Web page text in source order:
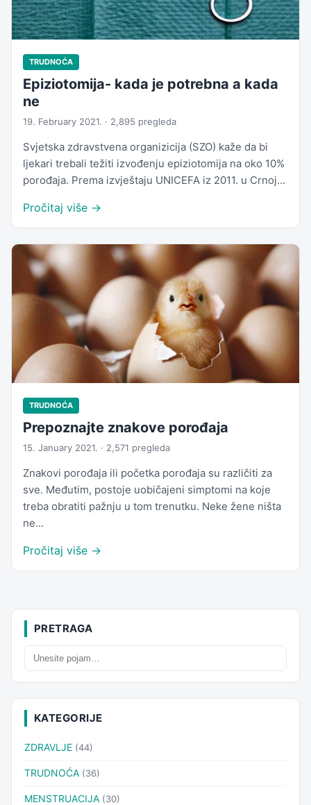
TRUDNOĆA
Epiziotomija- kada je potrebna a kada
ne
19. February 2021. · 2,895 pregleda
Svjetska zdravstvena organizicija (SZO) kaže da bi
ljekari trebali težiti izvođenju epiziotomija na oko 10%
porođaja. Prema izvještaju UNICEFA iz 2011. u Crnoj...
Pročitaj više →
TRUDNOĆA
Prepoznajte znakove porođaja
15. January 2021. · 2,571 pregleda
Znakovi porođaja ili početka porođaja su različiti za
sve. Međutim, postoje uobičajeni simptomi na koje
treba obratiti pažnju u tom trenutku. Neke žene ništa
ne...
Pročitaj više →
PRETRAGA
KATEGORIJE
ZDRAVLJE (44)
TRUDNOĆA (36)
MENSTRUACIJA (30)